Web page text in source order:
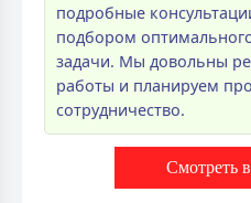
подробные
подбором
задачи. Мы довольны
работы и планируем
сотрудничество.
Смотреть